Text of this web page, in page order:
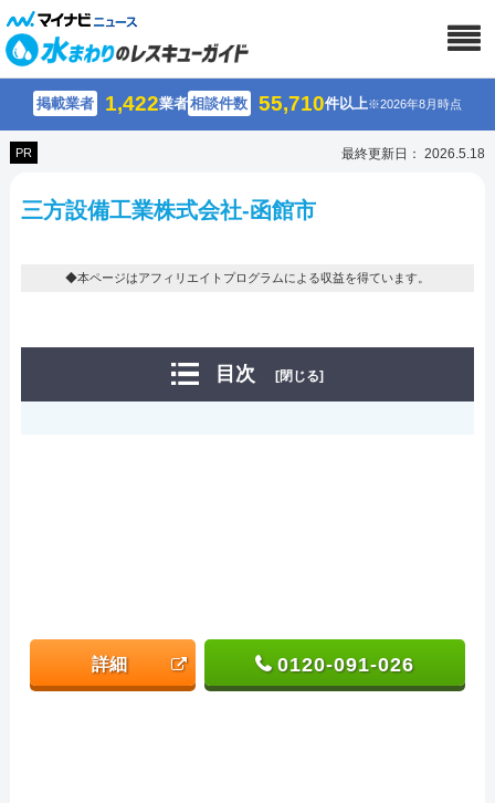
掲載業者 1,422業者相談件数 55,710件以上※2026年8月時点
PR 最終更新日： 2026.5.18
三方設備工業株式会社-函館市
◆本ページはアフィリエイトプログラムによる収益を得ています。
目次 [閉じる]
詳細 0120-091-026